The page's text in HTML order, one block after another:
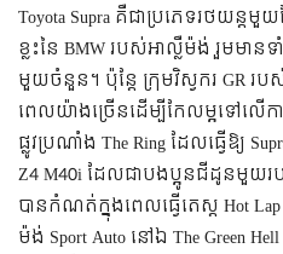
Toyota Supra គឺជាប្រភេទរថយន្តមួ
ខ្លះនៃ BMW របស់អាល្លឺម៉ង់ រួមមាន
មួយចំនួន។ ប៉ុន្តែ ក្រុមវិស្វករ GR
ពេលយ៉ាងច្រើនដើម្បីកែលម្អទៅលើក
ផ្លូវប្រណាំង The Ring ដែលធ្វើឱ្យ
Z4 M40i ដែលជាបងប្អូនជីដូនមួយរ
បានកំណត់ក្នុងពេលធ្វើតេស្ត Hot Lap
ម៉ង់ Sport Auto នៅឯ The Green